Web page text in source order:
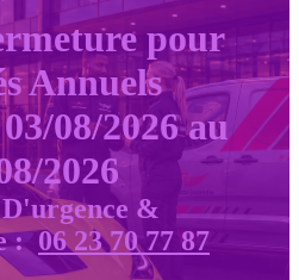
pour
Annuels
08/2026 au
2026
&
:06 23 70 77 87